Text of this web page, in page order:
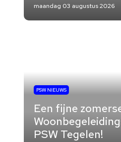
maandag 03 augustus 2026
PSW NIEUWS
Een fijne
PSW Tegelen!